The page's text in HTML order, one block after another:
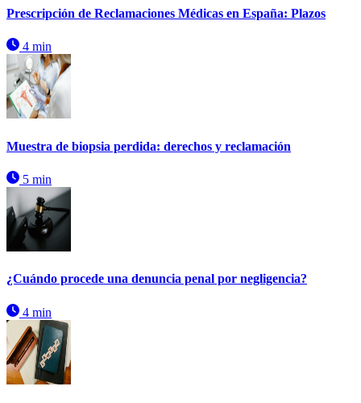
Prescripción de Reclamaciones Médicas en España: Plazos
4 min
Muestra de biopsia perdida: derechos y reclamación
5 min
¿Cuándo procede una denuncia penal por negligencia?
4 min